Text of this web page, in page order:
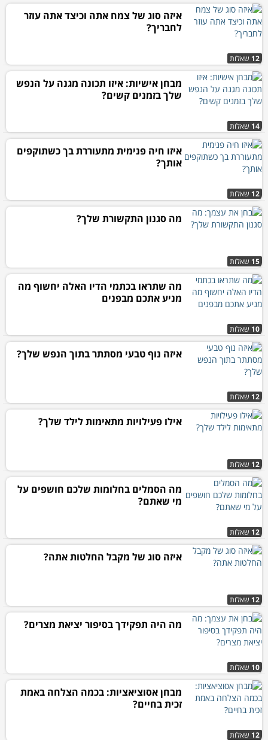
12 שאלות
איזה סוג של צמח אתה וכיצד אתה עוזר
לחבריך?
14 שאלות
מבחן אישיות: איזו תכונה מגנה על הנפש
שלך בזמנים קשים?
12 שאלות
איזו חיה פנימית מתעוררת בך כשתוקפים
אותך?
15 שאלות
מה סגנון התקשורת שלך?
10 שאלות
מה שתראו בכתמי הדיו האלה יחשוף מה
מניע אתכם מבפנים
12 שאלות
איזה נוף טבעי מסתתר בתוך הנפש שלך?
12 שאלות
אילו פעילויות מתאימות לילד שלך?
12 שאלות
מה הסמלים בחלומות שלכם חושפים על
מי שאתם?
12 שאלות
איזה סוג של מקבל החלטות אתה?
10 שאלות
מה היה תפקידך בסיפור יציאת מצרים?
12 שאלות
מבחן אסוציאציות: בכמה הצלחה באמת
זכית בחיים?